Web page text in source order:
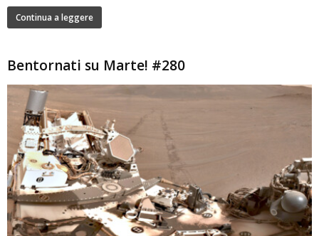
Continua a leggere
Bentornati su Marte! #280